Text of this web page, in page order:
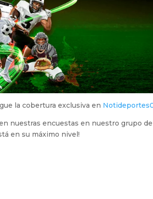
la cobertura exclusiva en
nuestras encuestas en nuestro grupo de
en su máximo nivel!